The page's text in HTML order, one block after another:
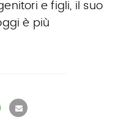
e figli, il suo
è più